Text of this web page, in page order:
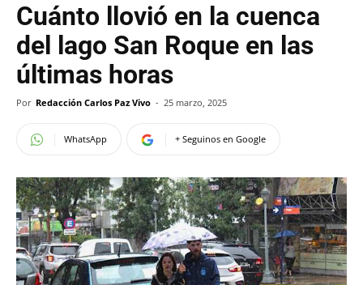
Cuánto llovió en la cuenca
del lago San Roque en las
últimas horas
Por Redacción Carlos Paz Vivo - 25 marzo, 2025
WhatsApp + Seguinos en Google